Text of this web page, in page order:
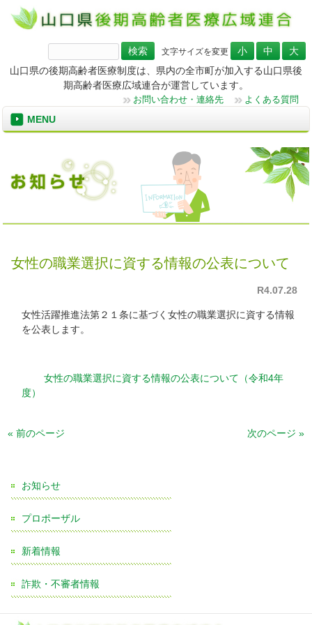
文字サイズを変更
検
索:
山口県の後期高齢者医療制度は、県内の全市町が加入する山口県後
期高齢者医療広域連合が運営しています。
お問い合わせ・連絡先 よくある質問
MENU
女性の職業選択に資する情報の公表について
R4.07.28
女性活躍推進法第２１条に基づく女性の職業選択に資する情報
を公表します。
女性の職業選択に資する情報の公表について（令和4年
度）
« 前のページ 次のページ »
お知らせ
プロポーザル
新着情報
詐欺・不審者情報